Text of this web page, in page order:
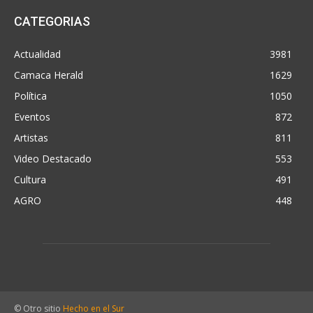
CATEGORIAS
Actualidad
3981
Camaca Herald
1629
Política
1050
Eventos
872
Artistas
811
Video Destacado
553
Cultura
491
AGRO
448
© Otro sitio Hecho en el Sur